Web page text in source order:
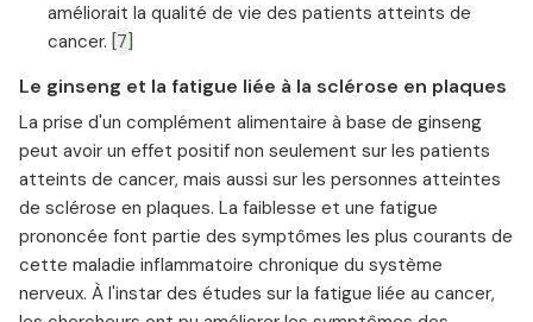
améliorait la qualité de vie des patients atteints de
cancer. [7]
Le ginseng et la fatigue liée à la sclérose en plaques
La prise d'un complément alimentaire à base de ginseng
peut avoir un effet positif non seulement sur les patients
atteints de cancer, mais aussi sur les personnes atteintes
de sclérose en plaques. La faiblesse et une fatigue
prononcée font partie des symptômes les plus courants de
cette maladie inflammatoire chronique du système
nerveux. À l'instar des études sur la fatigue liée au cancer,